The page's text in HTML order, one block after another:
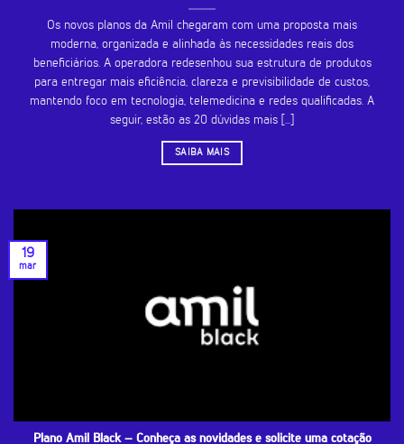
Os novos planos da Amil chegaram com uma proposta mais
moderna, organizada e alinhada às necessidades reais dos
beneficiários. A operadora redesenhou sua estrutura de produtos
para entregar mais eficiência, clareza e previsibilidade de custos,
mantendo foco em tecnologia, telemedicina e redes qualificadas. A
seguir, estão as 20 dúvidas mais [...]
SAIBA MAIS
Plano Amil Black – Conheça as novidades e solicite uma cotação
19
mar